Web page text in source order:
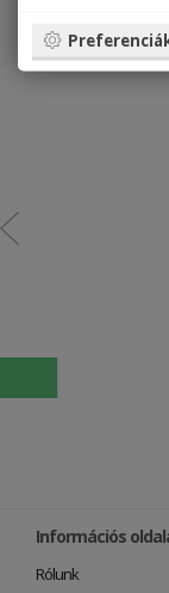
Információs
Rólunk